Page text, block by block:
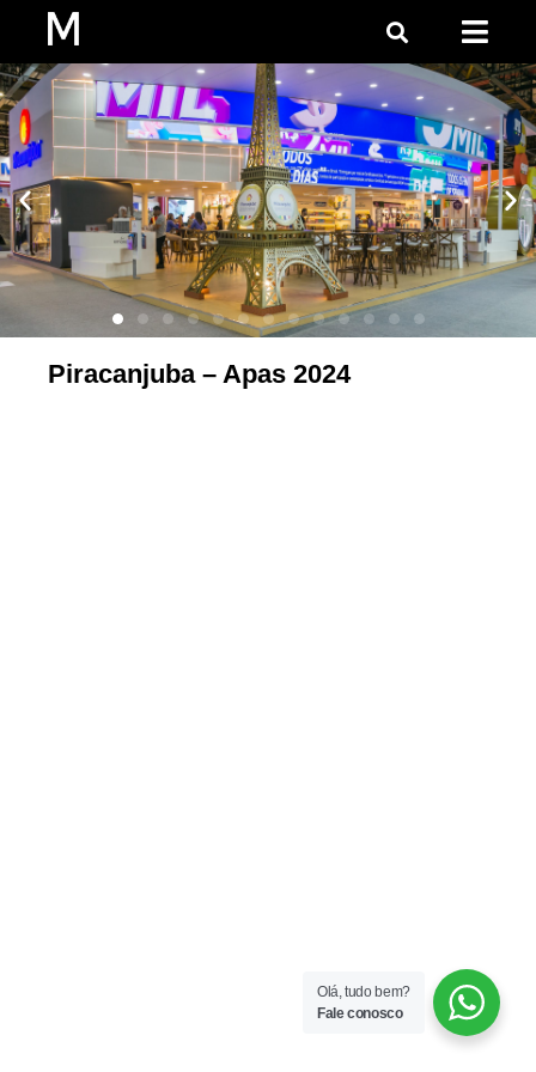
Piracanjuba – Apas 2024
Olá, tudo bem?
Fale conosco